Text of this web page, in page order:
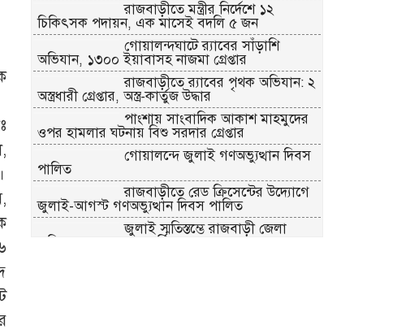
রাজবাড়ীতে মন্ত্রীর নির্দেশে ১২
চিকিৎসক পদায়ন, এক মাসেই বদলি ৫ জন
গোয়ালন্দঘাটে র‌্যাবের সাঁড়াশি
অভিযান, ১৩০০ ইয়াবাসহ নাজমা গ্রেপ্তার
রাজবাড়ীতে র‌্যাবের পৃথক অভিযান: ২
অস্ত্রধারী গ্রেপ্তার, অস্ত্র-কার্তুজ উদ্ধার
পাংশায় সাংবাদিক আকাশ মাহমুদের
ওপর হামলার ঘটনায় বিশু সরদার গ্রেপ্তার
গোয়ালন্দে জুলাই গণঅভ্যুত্থান দিবস
পালিত
রাজবাড়ীতে রেড ক্রিসেন্টের উদ্যোগে
জুলাই-আগস্ট গণঅভ্যুত্থান দিবস পালিত
জুলাই স্মৃতিস্তম্ভে রাজবাড়ী জেলা